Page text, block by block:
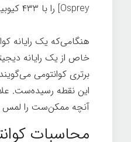
Osprey] را با ۴۳۳ کیوبیت راه‌اندازی کرد.
هنگامی‌که یک رایانه
خاص از یک رایانه
برتری کوانتومی
این نقطه رسیده‌ست.
آنچه ممکن‌ست را لمس
محاسبات